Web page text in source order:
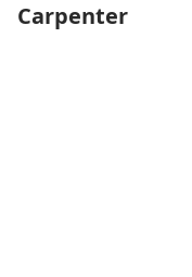
Carpenter